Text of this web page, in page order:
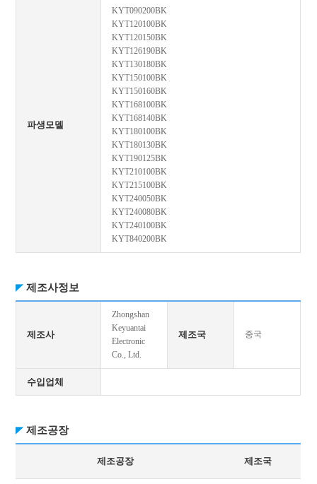
파생모델
KYT090200BK
KYT120100BK
KYT120150BK
KYT126190BK
KYT130180BK
KYT150100BK
KYT150160BK
KYT168100BK
KYT168140BK
KYT180100BK
KYT180130BK
KYT190125BK
KYT210100BK
KYT215100BK
KYT240050BK
KYT240080BK
KYT240100BK
KYT840200BK
제조사정보
제조사
Zhongshan
Keyuantai
Electronic
Co., Ltd.
제조국 중국
수입업체
제조공장
제조공장 제조국